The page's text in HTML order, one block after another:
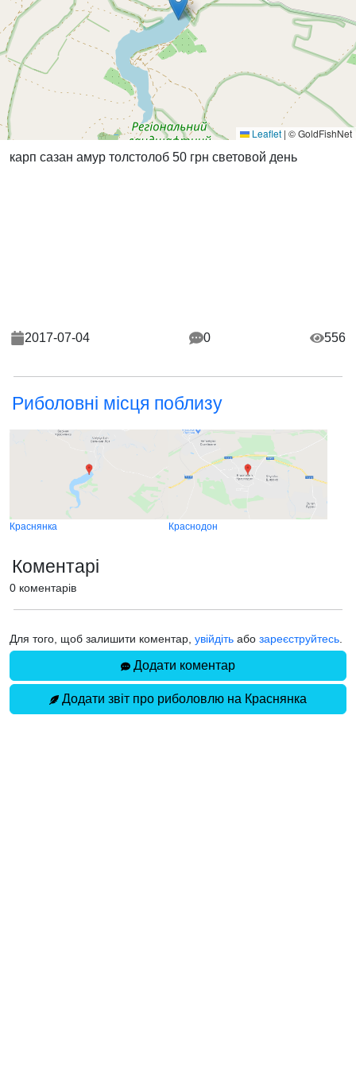
Leaflet | © GoldFishNet
карп сазан амур толстолоб 50 грн световой день
2017-07-04 0 556
Риболовні місця поблизу
Краснянка Краснодон
Коментарі
0 коментарів
Для того, щоб залишити коментар, увійдіть або зареєструйтесь
Додати коментар
Додати звіт про риболовлю на Краснянка